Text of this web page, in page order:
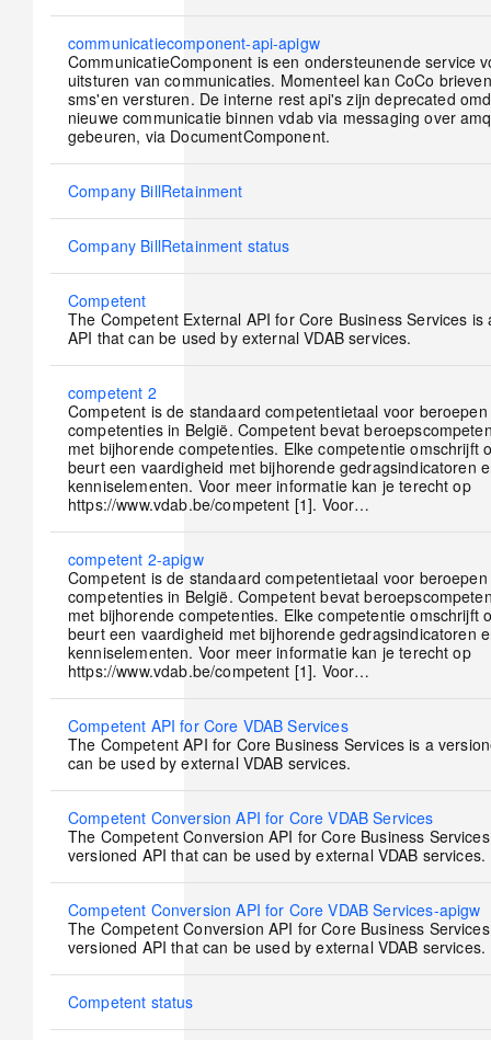
No
new
posts
communicatiecomponent-api-apigw
CommunicatieComponent is een ondersteunende service
uitsturen van communicaties. Momenteel kan CoCo
sms'en versturen. De interne rest api's zijn deprecated
nieuwe communicatie binnen vdab via messaging over
gebeuren, via DocumentComponent.
No
Company BillRetainment
No
Company BillRetainment status
No
new
posts
Competent
The Competent External API for Core Business Services is
API that can be used by external VDAB services.
No
new
posts
competent 2
Competent is de standaard competentietaal voor
competenties in België. Competent bevat
met bijhorende competenties. Elke competentie omschrijft
beurt een vaardigheid met bijhorende gedragsindicatoren
kenniselementen. Voor meer informatie kan je terecht op
https://www.vdab.be/competent [1]. Voor…
No
new
posts
competent 2-apigw
Competent is de standaard competentietaal voor
competenties in België. Competent bevat
met bijhorende competenties. Elke competentie omschrijft
beurt een vaardigheid met bijhorende gedragsindicatoren
kenniselementen. Voor meer informatie kan je terecht op
https://www.vdab.be/competent [1]. Voor…
No
new
posts
Competent API for Core VDAB Services
The Competent API for Core Business Services is a
can be used by external VDAB services.
No
new
posts
Competent Conversion API for Core VDAB Services
The Competent Conversion API for Core Business
versioned API that can be used by external VDAB services.
No
new
posts
Competent Conversion API for Core VDAB Services-apigw
The Competent Conversion API for Core Business
versioned API that can be used by external VDAB services.
No
Competent status